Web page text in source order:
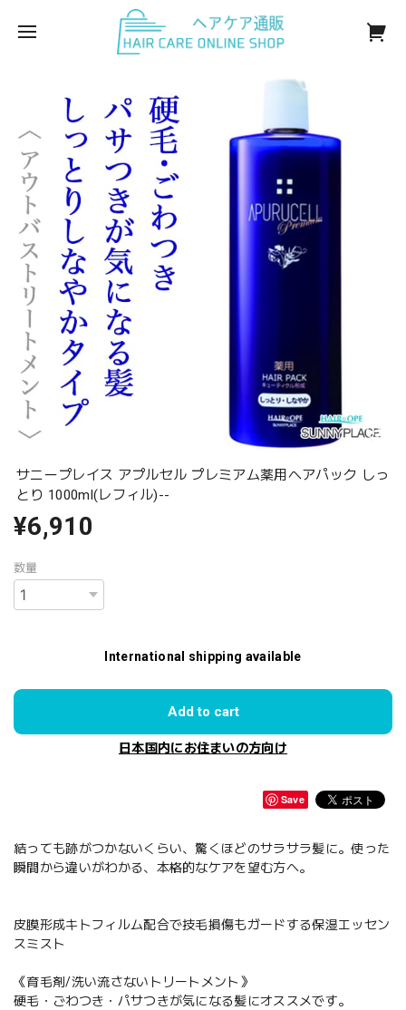
サニープレイス アプルセル プレミアム薬用ヘアパック しっ
とり 1000ml(レフィル)--
¥6,910
数量
International shipping available
Add to cart
日本国内にお住まいの方向け
Save
結っても跡がつかないくらい、驚くほどのサラサラ髪に。使った
瞬間から違いがわかる、本格的なケアを望む方へ。
皮膜形成キトフィルム配合で技毛損傷もガードする保湿エッセン
スミスト
《育毛剤/洗い流さないトリートメント》
硬毛・ごわつき・パサつきが気になる髪にオススメです。